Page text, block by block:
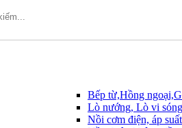
Hotline: 09317.456.44
Bếp từ,Hồng
Lò nướng, Lò vi sóng
Nồi cơm điện, áp suất